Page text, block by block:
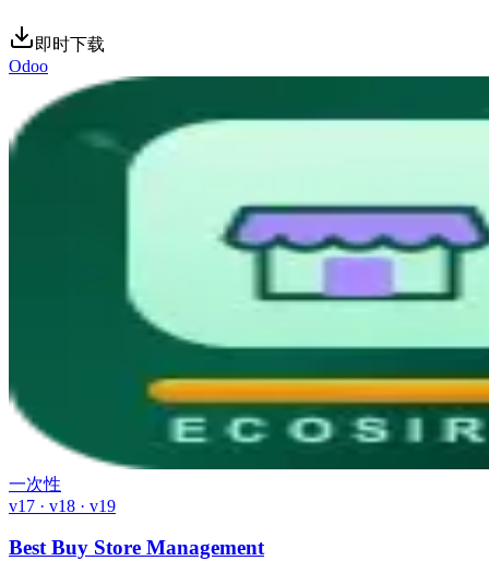
即时下载
Odoo
一次性
v17 · v18 · v19
Best Buy Store Management